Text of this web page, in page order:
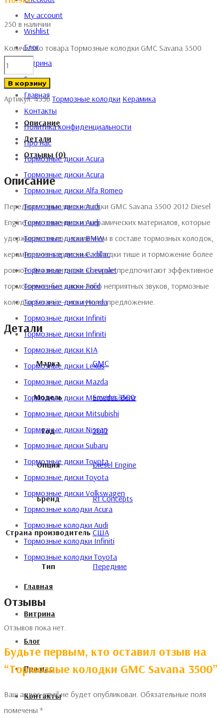
My account
Wishlist
Блог
Витрина
Галерея
Главная
Контакты
Политика конфиденциальности
Про нас
Тормозные диски Acura
Тормозные диски Acura
Тормозные диски Alfa Romeo
Тормозные диски Audi
Тормозные диски Audi
Тормозные диски BMW
Тормозные диски Cadillac
Тормозные диски Chevrolet
Тормозные диски Ford
Тормозные диски Honda
Тормозные диски Infiniti
Тормозные диски Infiniti
Тормозные диски KIA
Тормозные диски Lexus
Тормозные диски Mazda
Тормозные диски Mercedes-Benz
Тормозные диски Mitsubishi
Тормозные диски Nissan
Тормозные диски Subaru
Тормозные диски Toyota
Тормозные диски Toyota
Тормозные диски Volkswagen
Тормозные колодки Acura
Тормозные колодки Audi
Тормозные колодки Infiniti
Тормозные колодки Toyota
Главная
Витрина
Блог
Про нас
Контакты
250 в наличии
Количество товара Тормозные колодки GMC Savana 3500
В корзину
Артикул:4556 Тормозные колодки Керамика
Описание
Детали
Отзывы (0)
Описание
Передние тормозные колодки GMC Savana 3500 2012 Diesel
Engine изготовленные из керамических материалов, которые
удерживаются под давлением в составе тормозных колодок,
керамические тормозные колодки тише и торможение более
ровное. Для водителей, которые предпочитают эффективное
торможение, без каких-либо неприятных звуков, тормозные
колодки Ceramic – это лучшее предложение.
Детали
Марка GMC
Модель Savana 3500
Год 2012
Опция Diesel Engine
Бренд R1 Concepts
Страна производитель США
Тип Передние
Отзывы
Отзывов пока нет.
Будьте первым, кто оставил отзыв на
“Тормозные колодки GMC Savana 3500”
Ваш адрес email не будет опубликован. Обязательные поля
помечены *